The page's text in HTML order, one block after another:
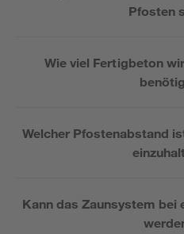
Pfosten
Wie viel Fertigbeton
Welcher Pfostenabstand
Kann das Zaunsystem bei